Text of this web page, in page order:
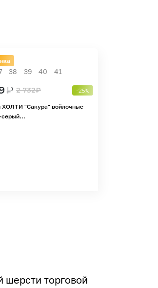
38 39 40 41
₽ 2 732₽ -25%
ХОЛТИ "Сакура" войлочные
серый...
шерсти торговой